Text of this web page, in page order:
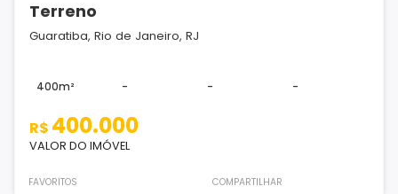
Terreno
Guaratiba, Rio de Janeiro, RJ
400m² - - -
R$ 400.000
VALOR DO IMÓVEL
FAVORITOS COMPARTILHAR